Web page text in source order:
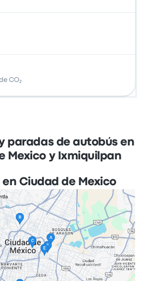
CO₂
paradas de autobús en
Mexico y Ixmiquilpan
en Ciudad de Mexico